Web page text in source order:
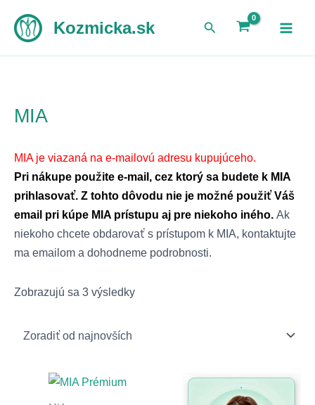
obsah
Kozmicka.sk Hľadať
MIA
MIA je viazaná na e-mailovú adresu kupujúceho.
Pri nákupe použite e-mail, cez ktorý sa budete k MIA
prihlasovať. Z tohto dôvodu nie je možné použiť Váš
email pri kúpe MIA prístupu aj pre niekoho iného. Ak
niekoho chcete obdarovať s prístupom k MIA, kontaktujte
ma emailom a dohodneme podrobnosti.
Zobrazujú sa 3 výsledky
podľa